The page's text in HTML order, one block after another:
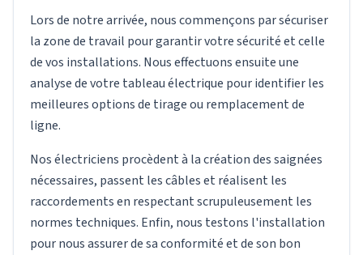
Lors de notre arrivée, nous commençons par sécuriser
la zone de travail pour garantir votre sécurité et celle
de vos installations. Nous effectuons ensuite une
analyse de votre tableau électrique pour identifier les
meilleures options de tirage ou remplacement de
ligne.
Nos électriciens procèdent à la création des saignées
nécessaires, passent les câbles et réalisent les
raccordements en respectant scrupuleusement les
normes techniques. Enfin, nous testons l'installation
pour nous assurer de sa conformité et de son bon